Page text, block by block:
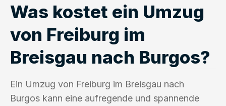
Was kostet ein Umzug
von Freiburg im
Breisgau nach Burgos?
Ein Umzug von Freiburg im Breisgau nach
Burgos kann eine aufregende und spannende